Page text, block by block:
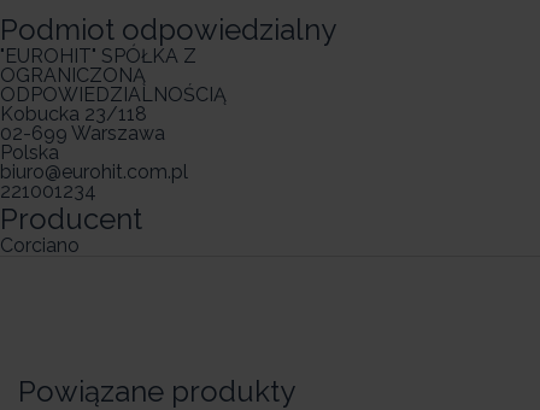
Podmiot odpowiedzialny
"EUROHIT" SPÓŁKA Z
OGRANICZONĄ
ODPOWIEDZIALNOŚCIĄ
Kobucka 23/118
02-699 Warszawa
Polska
biuro@eurohit.com.pl
221001234
Producent
Corciano
Powiązane produkty